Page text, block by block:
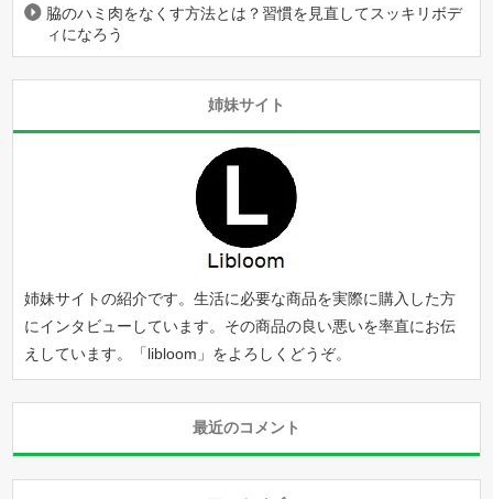
脇のハミ肉をなくす方法とは？習慣を見直してスッキリボデ
ィになろう
姉妹サイト
姉妹サイトの紹介です。生活に必要な商品を実際に購入した方
にインタビューしています。その商品の良い悪いを率直にお伝
えしています。「libloom 」をよろしくどうぞ。
最近のコメント